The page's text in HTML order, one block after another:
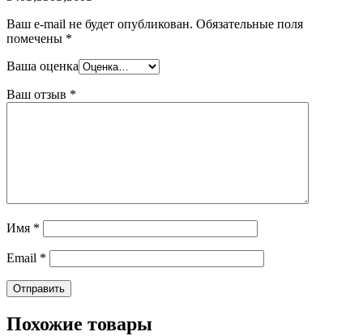
Ваш e-mail не будет опубликован. Обязательные поля
помечены *
Ваша оценка
Ваш отзыв *
Имя *
Email *
Похожие товары